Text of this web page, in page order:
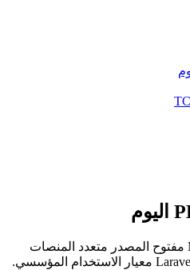
إطار Microsoft مفتوح المصدر متعدد المنصات